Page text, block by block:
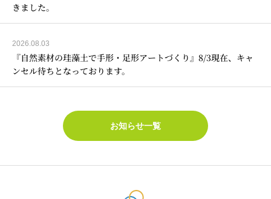
きました。
2026.08.03
『自然素材の珪藻土で手形・足形アートづくり』8/3現在、キャ
ンセル待ちとなっております。
お知らせ一覧